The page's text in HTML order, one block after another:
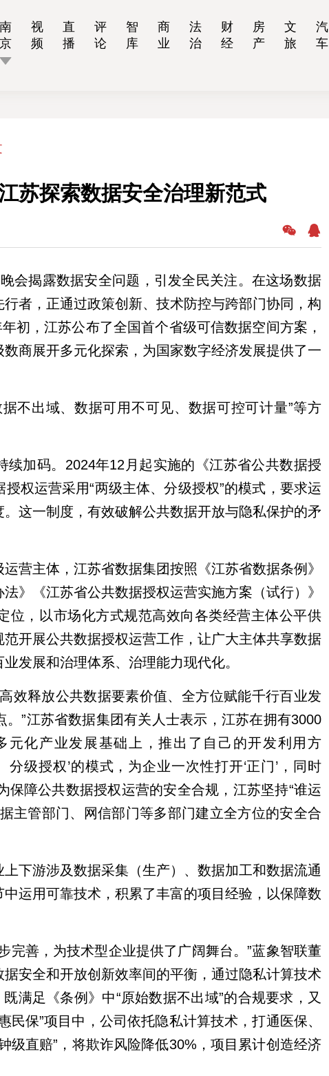
南
京
视
频
直
播
评
论
智
库
商
业
法
治
财
经
房
产
文
旅
汽
车
苏探索数据安全治理新范式
会揭露数据安全问题，引发全民关注。在这场数据
者，正通过政策创新、技术防控与跨部门协同，构
初，江苏公布了全国首个省级可信数据空间方案，
商展开多元化探索，为国家数字经济发展提供了一
不出域、数据可用不可见、数据可控可计量”等方
续加码。2024年12月起实施的《江苏省公共数据授
权运营采用“两级主体、分级授权”的模式，要求运
这一制度，有效破解公共数据开放与隐私保护的矛
营主体，江苏省数据集团按照《江苏省数据条例》
》《江苏省公共数据授权运营实施方案（试行）》
位，以市场化方式规范高效向各类经营主体公平供
开展公共数据授权运营工作，让广大主体共享数据
发展和治理体系、治理能力现代化。
效释放公共数据要素价值、全方位赋能千行百业发
”江苏省数据集团有关人士表示，江苏在拥有3000
元化产业发展基础上，推出了自己的开发利用方
级授权’的模式，为企业一次性打开‘正门’，同时
保障公共数据授权运营的安全合规，江苏坚持“谁运
主管部门、网信部门等多部门建立全方位的安全合
下游涉及数据采集（生产）、数据加工和数据流通
运用可靠技术，积累了丰富的项目经验，以保障数
完善，为技术型企业提供了广阔舞台。”蓝象智联董
安全和开放创新效率间的平衡，通过隐私计算技术
满足《条例》中“原始数据不出域”的合规要求，又
民保”项目中，公司依托隐私计算技术，打通医保、
级直赔”，将欺诈风险降低30%，项目累计创造经济